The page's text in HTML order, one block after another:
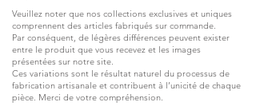
Veuillez noter que nos collections exclusives et uniques
comprennent des articles fabriqués sur commande.
Par conséquent, de légères différences peuvent exister
entre le produit que vous recevez et les images
présentées sur notre site.
Ces variations sont le résultat naturel du processus de
fabrication artisanale et contribuent à l’unicité de chaque
pièce. Merci de votre compréhension.